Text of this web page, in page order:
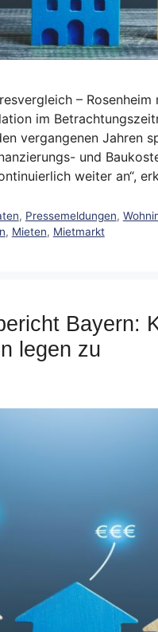
–
im
vergangenen Jahren
und
weiter an“,
, Pressemeldungen,
, Mieten, Mietmarkt
Bayern:
legen zu